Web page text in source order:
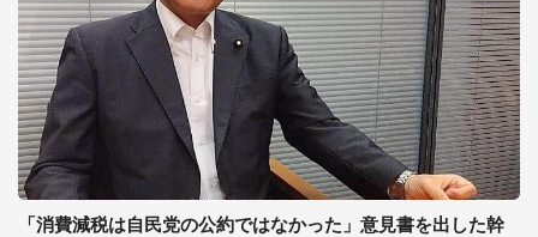
「消費減税は自民党の公約ではなかった」意見書を出した幹